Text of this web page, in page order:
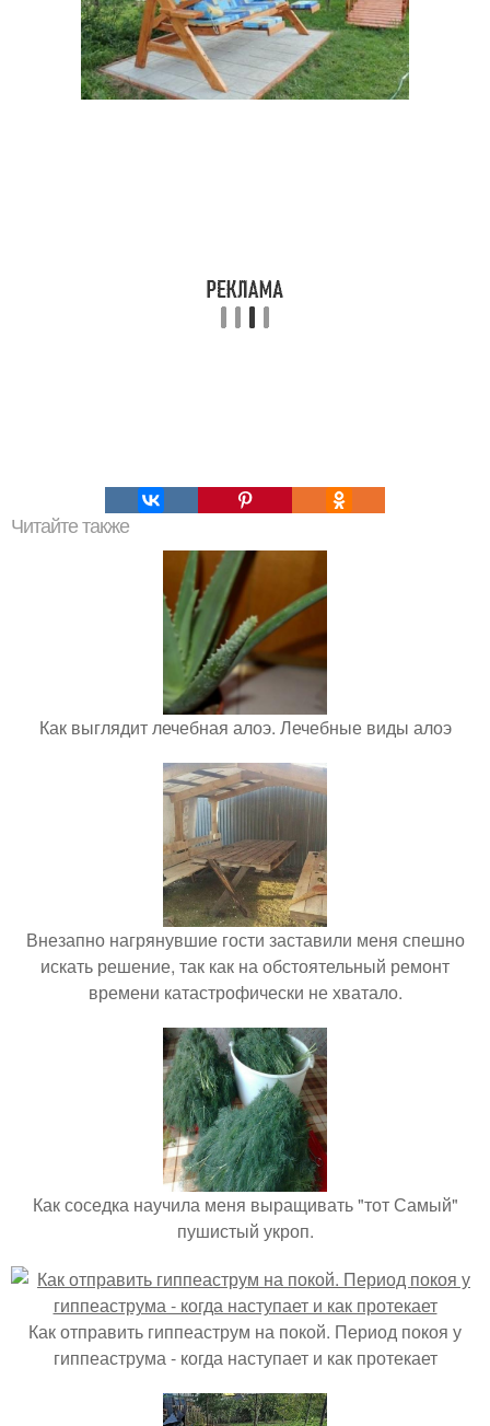
Читайте также
Как выглядит лечебная алоэ. Лечебные виды алоэ
Внезапно нагрянувшие гости заставили меня спешно
искать решение, так как на обстоятельный ремонт
времени катастрофически не хватало.
Как соседка научила меня выращивать "тот Самый"
пушистый укроп.
Как отправить гиппеаструм на покой. Период покоя у
гиппеаструма - когда наступает и как протекает